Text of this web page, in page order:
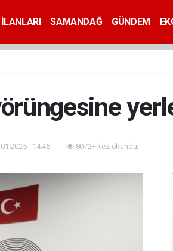
SAMANDAĞ GÜNDEM
- 14:45 8072+ kez okundu.